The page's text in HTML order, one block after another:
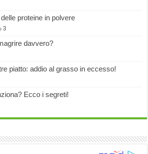
proteine in polvere
3
davvero?
piatto: addio al grasso in eccesso!
Ecco i segreti!